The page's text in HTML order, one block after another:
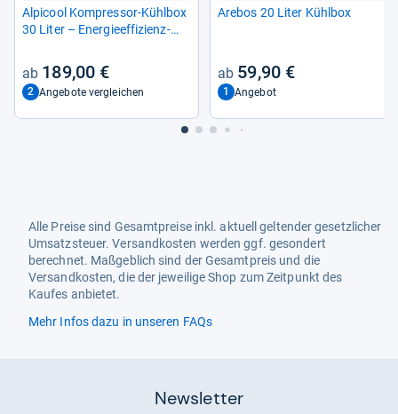
Alpi­cool Kom­pres­sor-​Kühl­box
30 Liter – Ener­gie­ef­fi­zi­enz­
189,00 €
2 Angebote vergleichen
Are­bos 20 Liter Kühl­box
59,90 €
1 Angebot
Alle Preise sind Gesamtpreise inkl. aktuell geltender gesetzlicher
Umsatzsteuer. Versandkosten werden ggf. gesondert
berechnet. Maßgeblich sind der Gesamtpreis und die
Versandkosten, die der jeweilige Shop zum Zeitpunkt des
Kaufes anbietet.
Mehr Infos dazu in unseren FAQs
Newsletter